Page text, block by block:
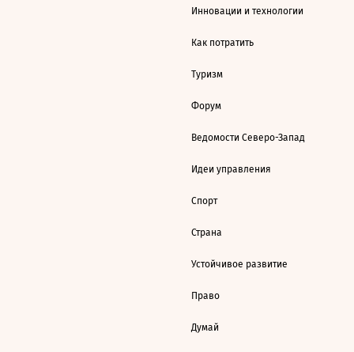
Инновации и технологии
Как потратить
Туризм
Форум
Ведомости Северо-Запад
Идеи управления
Спорт
Страна
Устойчивое развитие
Право
Думай